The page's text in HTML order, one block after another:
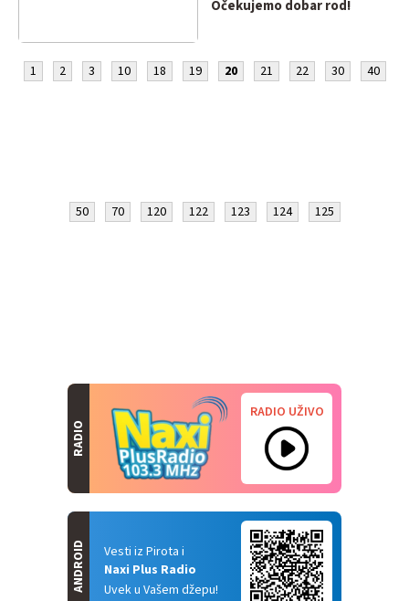
Očekujemo dobar rod!
1 2 3 10 18 19 20 21 22 30 40
50 70 120 122 123 124 125
RADIO
RADIO UŽIVO
Vesti iz Pirota i
Naxi Plus Radio
Uvek u Vašem džepu!
ANDROID